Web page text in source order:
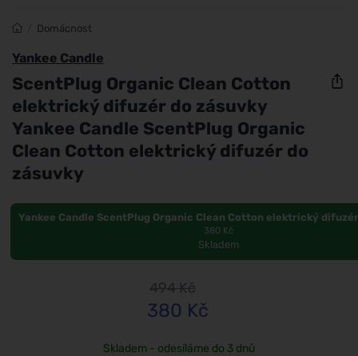
Domácnost
Yankee Candle
ScentPlug Organic Clean Cotton
elektrický difuzér do zásuvky
Yankee Candle ScentPlug Organic
Clean Cotton elektrický difuzér do
zásuvky
Yankee Candle ScentPlug Organic Clean Cotton elektrický
380 Kč
Skladem
494Kč
380 Kč
Skladem - odesíláme do 3 dnů